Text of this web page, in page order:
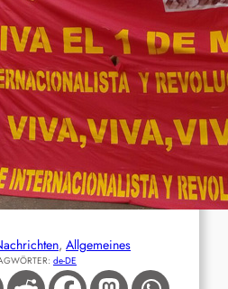
, Allgemeines
de-DE